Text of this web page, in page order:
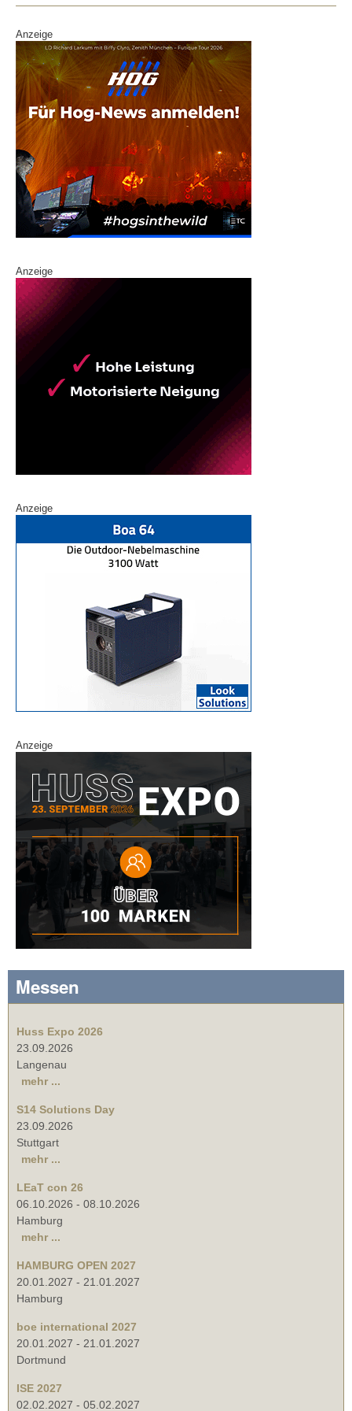
k
Anzeige
Anzeige
Anzeige
Anzeige
Messen
Huss Expo 2026
23.09.2026
Langenau
mehr ...
S14 Solutions Day
23.09.2026
Stuttgart
mehr ...
LEaT con 26
06.10.2026 - 08.10.2026
Hamburg
mehr ...
HAMBURG OPEN 2027
20.01.2027 - 21.01.2027
Hamburg
boe international 2027
20.01.2027 - 21.01.2027
Dortmund
ISE 2027
02.02.2027 - 05.02.2027